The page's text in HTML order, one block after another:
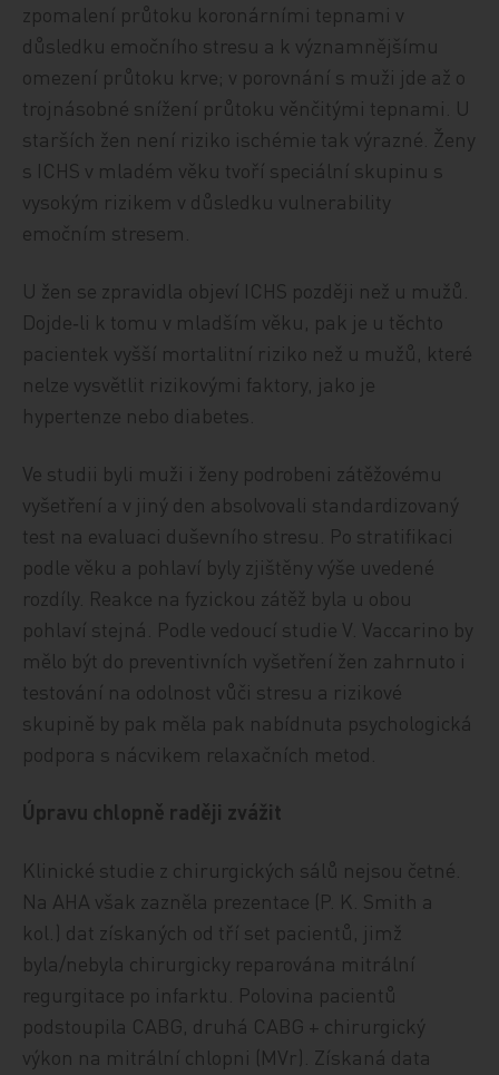
zpomalení průtoku koronárními tepnami v
důsledku emočního stresu a k významnějšímu
omezení průtoku krve; v porovnání s muži jde až o
trojnásobné snížení průtoku věnčitými tepnami. U
starších žen není riziko ischémie tak výrazné. Ženy
s ICHS v mladém věku tvoří speciální skupinu s
vysokým rizikem v důsledku vulnerability
emočním stresem.
U žen se zpravidla objeví ICHS později než u mužů.
Dojde‑li k tomu v mladším věku, pak je u těchto
pacientek vyšší mortalitní riziko než u mužů, které
nelze vysvětlit rizikovými faktory, jako je
hypertenze nebo diabetes.
Ve studii byli muži i ženy podrobeni zátěžovému
vyšetření a v jiný den absolvovali standardizovaný
test na evaluaci duševního stresu. Po stratifikaci
podle věku a pohlaví byly zjištěny výše uvedené
rozdíly. Reakce na fyzickou zátěž byla u obou
pohlaví stejná. Podle vedoucí studie V. Vaccarino by
mělo být do preventivních vyšetření žen zahrnuto i
testování na odolnost vůči stresu a rizikové
skupině by pak měla pak nabídnuta psychologická
podpora s nácvikem relaxačních metod.
Úpravu chlopně raději zvážit
Klinické studie z chirurgických sálů nejsou četné.
Na AHA však zazněla prezentace (P. K. Smith a
kol.) dat získaných od tří set pacientů, jimž
byla/nebyla chirurgicky reparována mitrální
regurgitace po infarktu. Polovina pacientů
podstoupila CABG, druhá CABG + chirurgický
výkon na mitrální chlopni (MVr). Získaná data